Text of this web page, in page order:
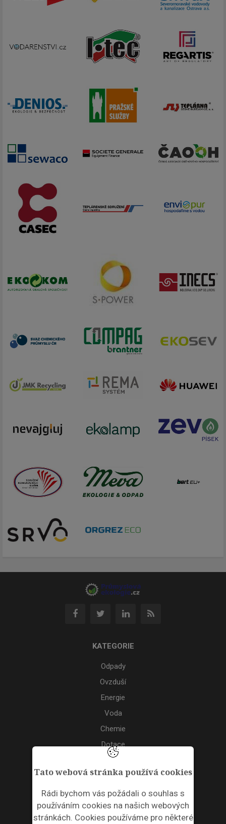
Tato webová stránka používá cookies
Rádi bychom vás požádali o souhlas s
používáním cookies na našich webových
stránkách. Cookies používáme pro některé
KATEGORIE
Odpady
Ovzduší
Energie
Voda
Chemie
Dotace
Akce
ODPADNÍ PLASTY